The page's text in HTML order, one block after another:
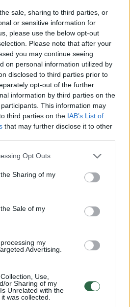
sale, sharing to third parties, or
or sensitive information for
please use the below opt-out
Please note that after your
you may continue seeing
on personal information utilized by
disclosed to third parties prior to
opt-out of the further
information by third parties on the
participants. This information may
third parties on the IAB’s List of
that may further disclose it to other
Opt Outs
Sharing of my
Sale of my
my
Advertising.
Use,
or Sharing of my
Unrelated with the
was collected.
– teigia
direktorius.
5G taip pat nėra kažkur
jau yra šiandien.
5G